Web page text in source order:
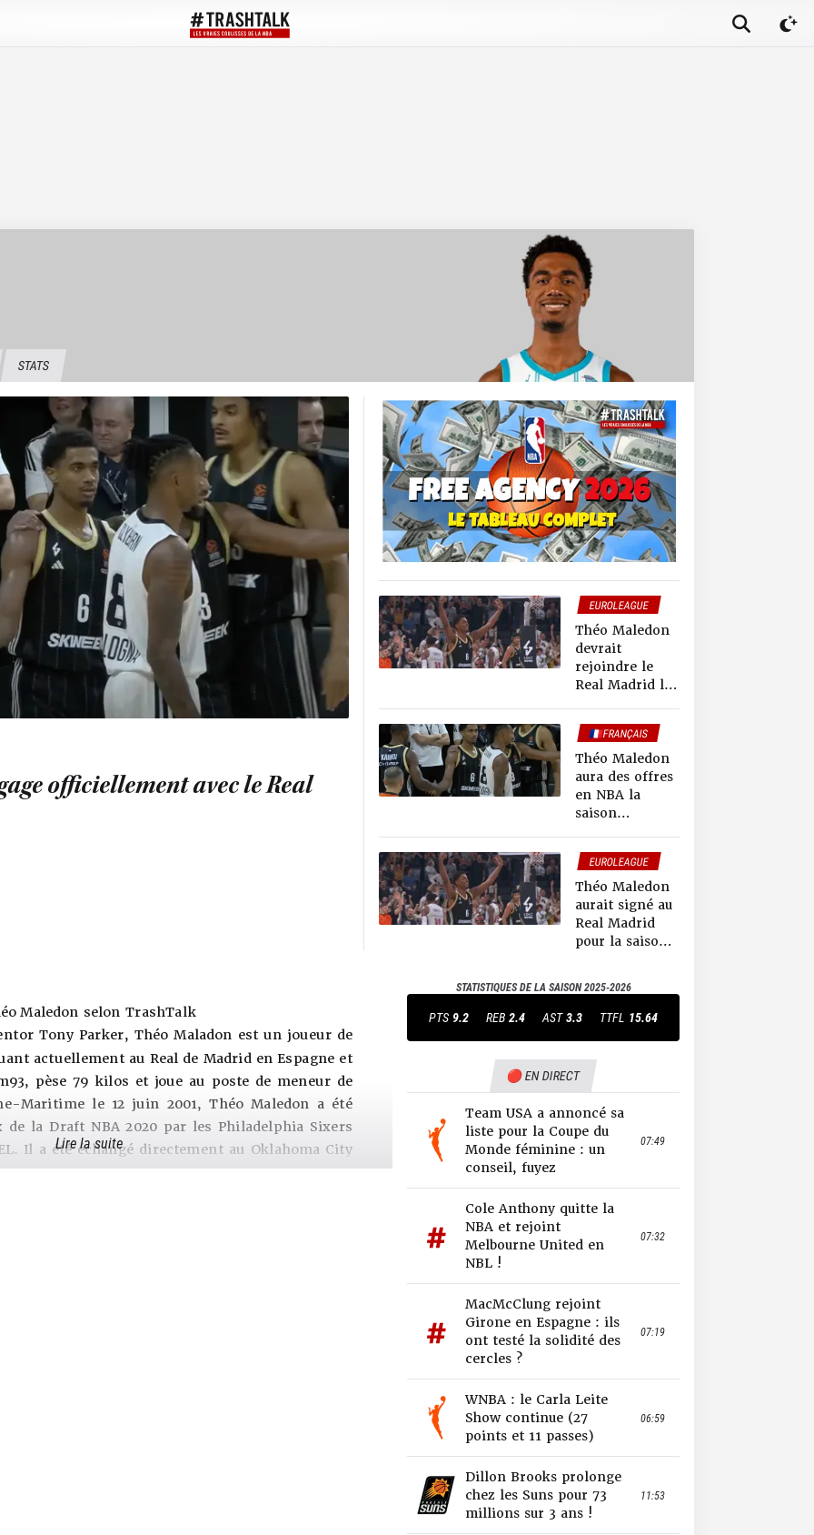
STATS
officiellement avec le Real
EUROLEAGUE
🇫🇷FRANCE
HORS NBA
Théo Maledon
devrait
rejoindre le
Real Madrid la
prochaine
🇫🇷FRANÇAIS
Théo Maledon
aura des offres
en NBA la
saison
selon Tony
Parker
EUROLEAGUE
Théo Maledon
aurait signé au
Real Madrid
pour la saison
Maledon selon TrashTalk
Tony Parker, Théo Maladon est un joueur de
actuellement au Real de Madrid en Espagne et
pèse 79 kilos et joue au poste de meneur de
Maritime le 12 juin 2001, Théo Maledon a été
de la Draft NBA 2020 par les Philadelphia Sixers
Il a été échangé directement au Oklahoma City
saisons en NBA.
Lire la suite
STATISTIQUES DE LA SAISON2025-2026
PTS 9.2 REB 2.4 AST 3.3 TTFL 15.64
🔴 EN DIRECT
Team USA a annoncé sa
liste pour la Coupe du
Monde féminine : un
conseil, fuyez
07:49
Cole Anthony quitte la
NBA et rejoint
Melbourne United en
NBL !
07:32
MacMcClung rejoint
Girone en Espagne : ils
ont testé la solidité des
cercles ?
07:19
WNBA : le Carla Leite
Show continue (27
points et 11 passes)
06:59
Dillon Brooks prolonge
chez les Suns pour 73
millions sur 3 ans !
11:53